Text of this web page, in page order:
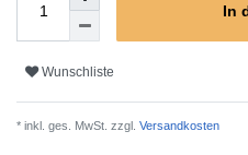
In
Wunschliste
* inkl. ges. MwSt. zzgl. Versandkosten